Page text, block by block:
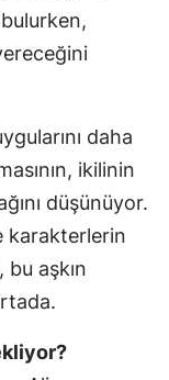
daha
ikilinin
düşünüyor.
karakterlerin
bu aşkın